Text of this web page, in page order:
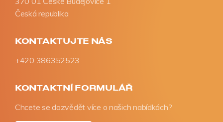
Česká republika
KONTAKTUJTE NÁS
+420 386352523
KONTAKTNÍ FORMULÁŘ
Chcete se dozvědět více o našich nabídkách?